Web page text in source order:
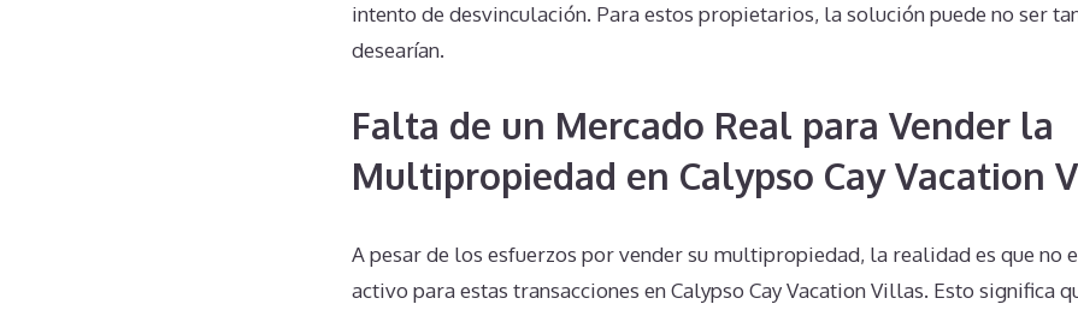
intento de desvinculación. Para estos propietarios, la solución puede no ser
desearían.
Falta de un Mercado Real para Vender la
Multipropiedad en Calypso Cay Vacation
A pesar de los esfuerzos por vender su multipropiedad, la realidad es que no
activo para estas transacciones en Calypso Cay Vacation Villas. Esto significa